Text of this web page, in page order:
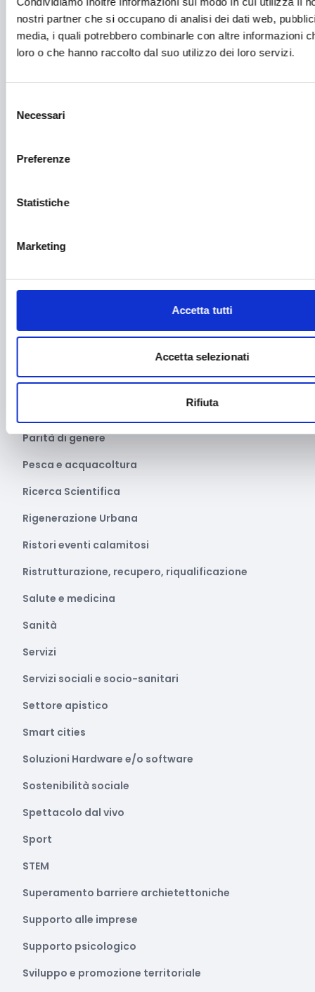
nostri partner che si occupano di analisi dei dati web,
media, i quali potrebbero combinarle con altre informazioni
loro o che hanno raccolto dal suo utilizzo dei loro servizi.
delNecessari
Preferenze
Statistiche
Marketing
Accetta tutti
Accetta selezionati
Rifiuta
Imprenditoria femminile
Inclusione Sociale e Solidarietà
Internazionalizzazione
Manifestazioni culturali
Marginalità sociale
Marketing e comunicazione
Migrazione e sviluppo
Mobilità sostenibile
Parità di genere
Pesca e acquacoltura
Ricerca Scientifica
Rigenerazione Urbana
Ristori eventi calamitosi
Ristrutturazione, recupero, riqualificazione
Salute e medicina
Sanità
Servizi
Servizi sociali e socio-sanitari
Settore apistico
Smart cities
Soluzioni Hardware e/o software
Sostenibilità sociale
Spettacolo dal vivo
Sport
STEM
Superamento barriere archietettoniche
Supporto alle imprese
Supporto psicologico
Sviluppo e promozione territoriale